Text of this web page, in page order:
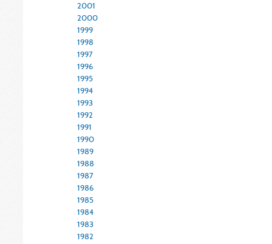
2001
2000
1999
1998
1997
1996
1995
1994
1993
1992
1991
1990
1989
1988
1987
1986
1985
1984
1983
1982